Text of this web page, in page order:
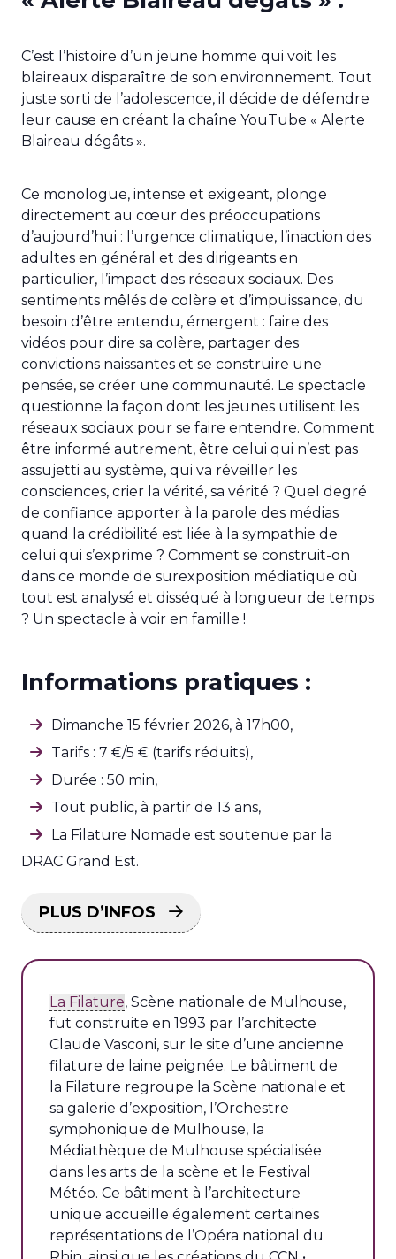
C’est l’histoire d’un jeune homme qui voit les
blaireaux disparaître de son environnement. Tout
juste sorti de l’adolescence, il décide de défendre
leur cause en créant la chaîne YouTube « Alerte
Blaireau dégâts ».
Ce monologue, intense et exigeant, plonge
directement au cœur des préoccupations
d’aujourd’hui : l’urgence climatique, l’inaction des
adultes en général et des dirigeants en
particulier, l’impact des réseaux sociaux. Des
sentiments mêlés de colère et d’impuissance, du
besoin d’être entendu, émergent : faire des
vidéos pour dire sa colère, partager des
convictions naissantes et se construire une
pensée, se créer une communauté. Le spectacle
questionne la façon dont les jeunes utilisent les
réseaux sociaux pour se faire entendre. Comment
être informé autrement, être celui qui n’est pas
assujetti au système, qui va réveiller les
consciences, crier la vérité, sa vérité ? Quel degré
de confiance apporter à la parole des médias
quand la crédibilité est liée à la sympathie de
celui qui s’exprime ? Comment se construit-on
dans ce monde de surexposition médiatique où
tout est analysé et disséqué à longueur de temps
? Un spectacle à voir en famille !
Informations pratiques :
Dimanche 15 février 2026, à 17h00,
Tarifs : 7 €/5 € (tarifs réduits),
Durée : 50 min,
Tout public, à partir de 13 ans,
La Filature Nomade est soutenue par la
DRAC Grand Est.
PLUS D’INFOS
La Filature, Scène nationale de Mulhouse,
fut construite en 1993 par l’architecte
Claude Vasconi, sur le site d’une ancienne
filature de laine peignée. Le bâtiment de
la Filature regroupe la Scène nationale et
sa galerie d’exposition, l’Orchestre
symphonique de Mulhouse, la
Médiathèque de Mulhouse spécialisée
dans les arts de la scène et le Festival
Météo. Ce bâtiment à l’architecture
unique accueille également certaines
représentations de l’Opéra national du